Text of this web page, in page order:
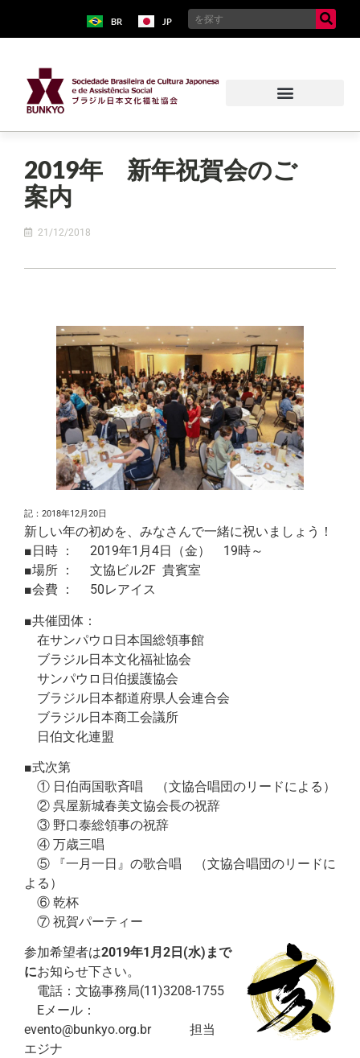
BR JP
2019年 新年祝賀会のご
案内
21/12/2018
記：2018年12月20日
新しい年の初めを、みなさんで一緒に祝いましょう！
■日時 ： 2019年1月4日（金） 19時～
■場所 ： 文協ビル2F 貴賓室
■会費 ： 50レアイス
■共催団体：
在サンパウロ日本国総領事館
ブラジル日本文化福祉協会
サンパウロ日伯援護協会
ブラジル日本都道府県人会連合会
ブラジル日本商工会議所
日伯文化連盟
■式次第
① 日伯両国歌斉唱 （文協合唱団のリードによる）
② 呉屋新城春美文協会長の祝辞
③ 野口泰総領事の祝辞
④ 万歳三唱
⑤ 『一月一日』の歌合唱 （文協合唱団のリードに
よる）
⑥ 乾杯
⑦ 祝賀パーティー
参加希望者は2019年1月2日(水)まで
にお知らせ下さい。
電話：文協事務局(11)3208-1755
Eメール：
evento@bunkyo.org.br 担当
エジナ